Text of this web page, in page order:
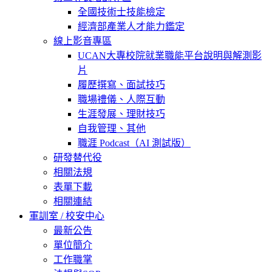
全國技術士技能檢定
經濟部產業人才能力鑑定
線上影音專區
UCAN大專校院就業職能平台說明與解測影
片
履歷撰寫、面試技巧
職場禮儀、人際互動
生涯發展、理財技巧
自我管理、其他
職涯 Podcast（AI 測試版）
研發替代役
相關法規
表單下載
相關連結
軍訓室 / 校安中心
最新公告
單位簡介
工作職掌